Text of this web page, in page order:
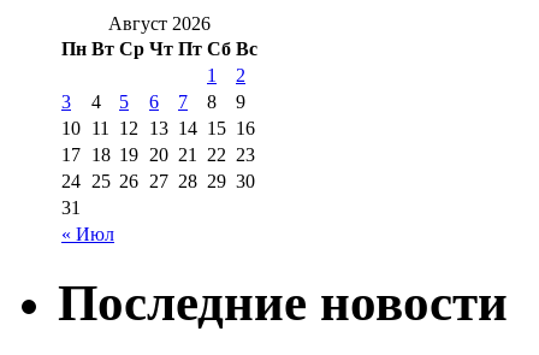
Август 2026
Пн Вт Ср Чт Пт Сб Вс
« Июл
1
2
3
4 5 6 7 8
9
10 11 12 13 14 15 16
17 18 19 20 21 22 23
24 25 26 27 28 29 30
31
Последние новости